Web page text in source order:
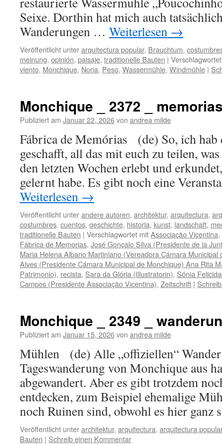
Seixe. Dorthin hat mich auch
Wanderungen … Weiterlesen →
Veröffentlicht unterarquitectura popular, Brauchtum,
meinung, opinión, paisaje, traditionelle Bauten |
viento, Monchique, Noria, Peso, Wassermühle, Windmühle |
Monchique _ 2372 _
Publiziert am Januar 22, 2026von andrea milde
Fábrica de Memórias (de) So, ich hab
geschafft, all das mit euch zu teilen,
den letzten Wochen erlebt und
gelernt habe. Es gibt noch eine
Weiterlesen →
Veröffentlicht unterandere autoren, architektur, arquitectura,
costumbres, cuentos, geschichte, historia, kunst, landschaft,
traditionelle Bauten | Verschlagwortet mitAssociação Vicentina,
Fábrica de Memorias, José Gonçalo Silva (Presidente de la
Maria Helena Albano Martiniano (Vereadora Cámara Municipal
Alves (Presidente Cámara Municipal de Monchique) Ana Rita
Patrimonio), recista, Sara da Glória (Illustratorin), Sónia
Campos (Presidente Associação Vicentina), Zeitschrift |
Monchique _ 2349 _
Publiziert am Januar 15, 2026von andrea milde
Mühlen (de) Alle „offiziellen“
Tageswanderung von Monchique aus
abgewandert. Aber es gibt trotzdem
entdecken, zum Beispiel ehemalige
noch Ruinen sind, obwohl es hier
Veröffentlicht unterarchitektur, arquitectura, arquitectura popular
Bauten | Schreib einen Kommentar